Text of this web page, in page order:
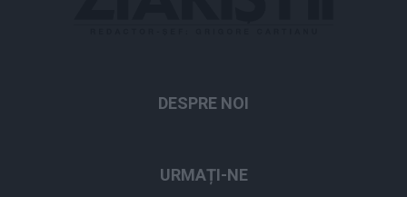
DESPRE NOI
URMAȚI-NE